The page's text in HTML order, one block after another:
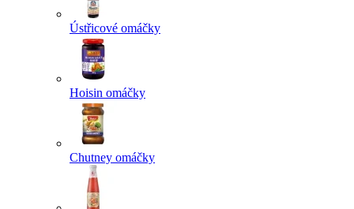
Ústřicové omáčky
Hoisin omáčky
Chutney omáčky